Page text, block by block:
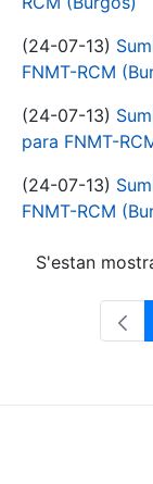
(24-07-13)
FNMT-RCM
(24-07-13)
para FNMT-
(24-07-13)
FNMT-RCM
S'estan